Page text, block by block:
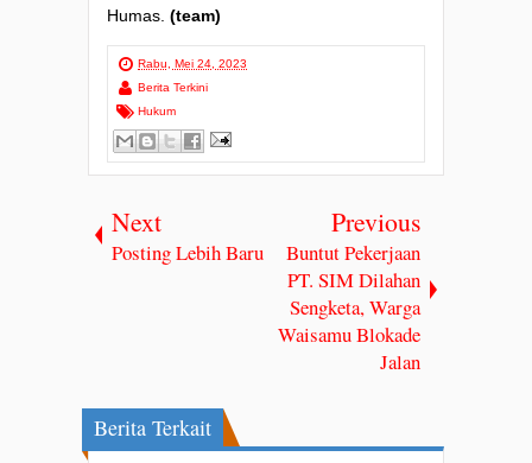
Humas. (team)
Rabu, Mei 24, 2023
Berita Terkini
Hukum
Next
Posting Lebih Baru
Previous
Buntut Pekerjaan
PT. SIM Dilahan
Sengketa, Warga
Waisamu Blokade
Jalan
Berita Terkait